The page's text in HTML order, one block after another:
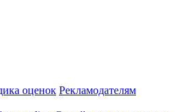
оценок Рекламодателям